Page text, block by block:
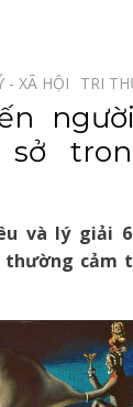
- XÃ HỘI⠀ TRI
và lý giải
cảm